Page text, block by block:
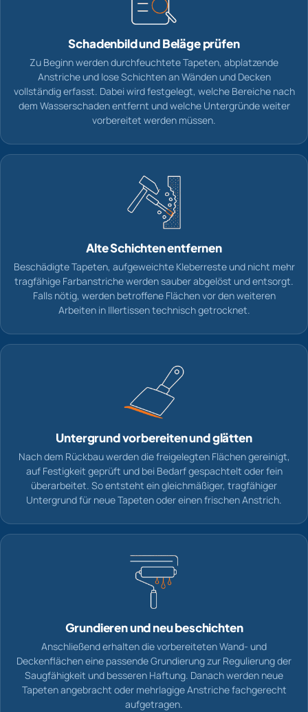
Schadenbild und Beläge prüfen
Zu Beginn werden durchfeuchtete Tapeten, abplatzende
Anstriche und lose Schichten an Wänden und Decken
vollständig erfasst. Dabei wird festgelegt, welche Bereiche nach
dem Wasserschaden entfernt und welche Untergründe weiter
vorbereitet werden müssen.
Alte Schichten entfernen
Beschädigte Tapeten, aufgeweichte Kleberreste und nicht mehr
tragfähige Farbanstriche werden sauber abgelöst und entsorgt.
Falls nötig, werden betroffene Flächen vor den weiteren
Arbeiten in Illertissen technisch getrocknet.
Untergrund vorbereiten und glätten
Nach dem Rückbau werden die freigelegten Flächen gereinigt,
auf Festigkeit geprüft und bei Bedarf gespachtelt oder fein
überarbeitet. So entsteht ein gleichmäßiger, tragfähiger
Untergrund für neue Tapeten oder einen frischen Anstrich.
Grundieren und neu beschichten
Anschließend erhalten die vorbereiteten Wand- und
Deckenflächen eine passende Grundierung zur Regulierung der
Saugfähigkeit und besseren Haftung. Danach werden neue
Tapeten angebracht oder mehrlagige Anstriche fachgerecht
aufgetragen.